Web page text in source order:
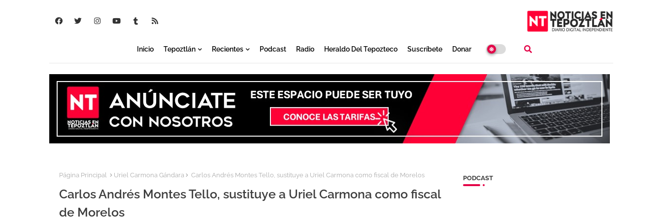
Inicio Tepoztlán Recientes Podcast Radio Heraldo Del Tepozteco Suscríbete Donar
Página Principal Uriel Carmona Gándara Carlos Andrés Montes Tello, sustituye a Uriel Carmona como fiscal de Morelos
Carlos Andrés Montes Tello, sustituye a Uriel Carmona como fiscal
de Morelos
PODCAST